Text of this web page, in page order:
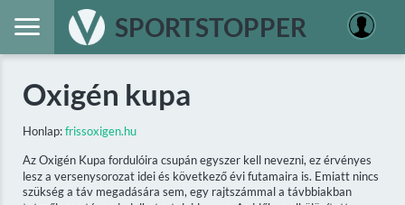
SPORTSTOPPER
Oxigén kupa
Honlap:frissoxigen.hu
Az Oxigén Kupa fordulóira csupán egyszer kell nevezni, ez érvényes
lesz a versenysorozat idei és következő évi futamaira is. Emiatt nincs
szükség a táv megadására sem, egy rajtszámmal a távbbiakban